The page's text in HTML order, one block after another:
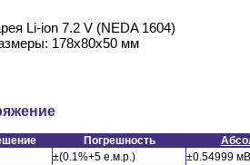
Li-ion 7.2 V (NEDA 1604)
178х80х50 мм
Погрешность
±(0.1%+5 е.м.р.) ±0.54999 мВ